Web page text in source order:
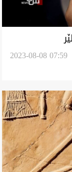
2023-08-08 07:59